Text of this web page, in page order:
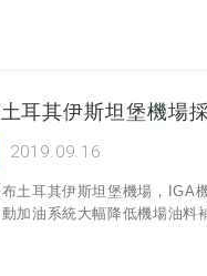
耳其伊斯坦堡機場
2019.09.16
土耳其伊斯坦堡機場，IGA
加油系統大幅降低機場油料